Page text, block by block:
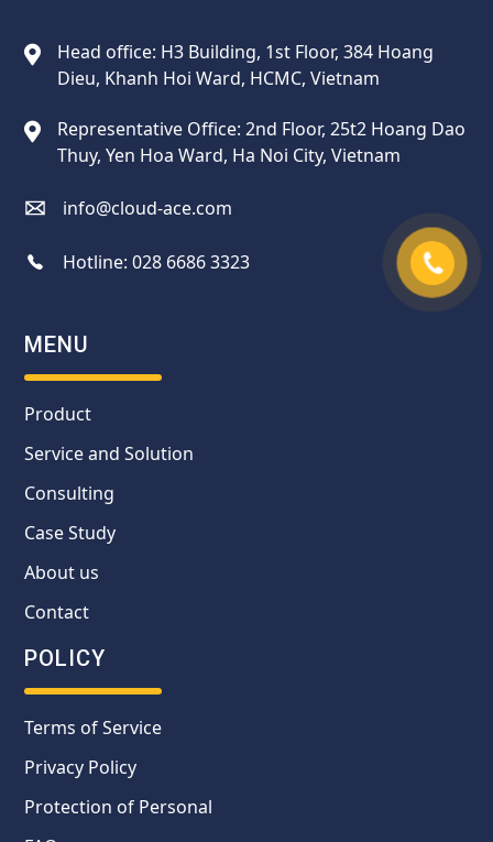
Head office: H3 Building, 1st Floor, 384 Hoang
Dieu, Khanh Hoi Ward, HCMC, Vietnam
Representative Office: 2nd Floor, 25t2 Hoang Dao
Thuy, Yen Hoa Ward, Ha Noi City, Vietnam
info@cloud-ace.com
Hotline:028 6686 3323
MENU
Product
Service and Solution
Consulting
Case Study
About us
Contact
POLICY
Terms of Service
Privacy Policy
Protection of Personal